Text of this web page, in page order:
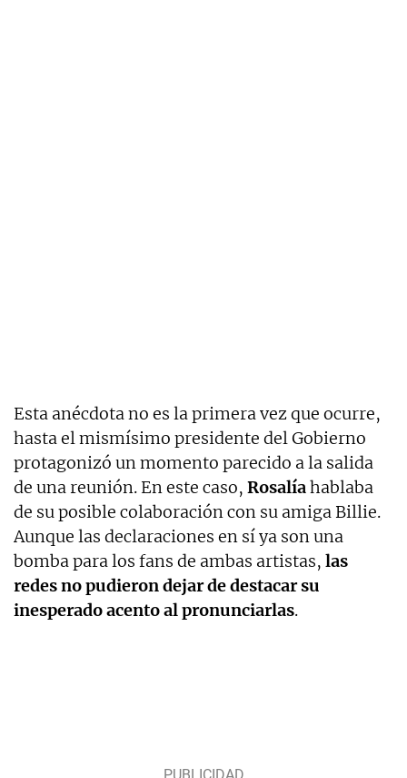
Esta anécdota no es la primera vez que ocurre,
hasta el mismísimo presidente del Gobierno
protagonizó un momento parecido a la salida
de una reunión. En este caso, Rosalíahablaba
de su posible colaboración con su amiga Billie.
Aunque las declaraciones en sí ya son una
bomba para los fans de ambas artistas, las
redes no pudieron dejar de destacar su
inesperado acento al pronunciarlas.